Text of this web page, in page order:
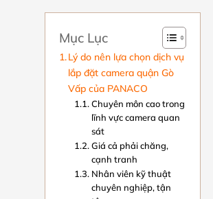
Mục Lục
Lý do nên lựa chọn dịch vụ
lắp đặt camera quận Gò
Vấp của PANACO
Chuyên môn cao trong
lĩnh vực camera quan
sát
Giá cả phải chăng,
cạnh tranh
Nhân viên kỹ thuật
chuyên nghiệp, tận